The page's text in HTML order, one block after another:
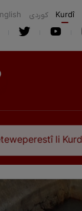
كوردی Kurdî
li Kurdistanê: